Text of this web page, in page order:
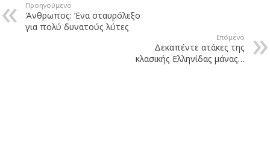
Προηγούμενο
Άνθρωπος: Ένα σταυρόλεξο
για πολύ δυνατούς λύτες
Επόμενο
Δεκαπέντε ατάκες της
κλασικής Ελληνίδας μάνας…